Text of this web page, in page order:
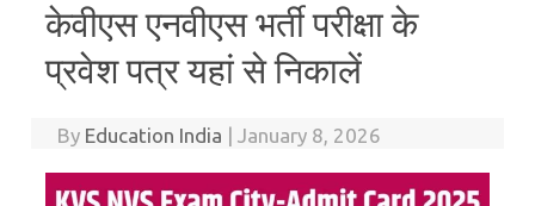
केवीएस एनवीएस भर्ती परीक्षा के
प्रवेश पत्र यहां से निकालें
By Education India | January 8, 2026